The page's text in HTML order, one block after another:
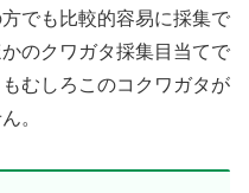
でも比較的容易に採集で
のクワガタ採集目当てで
むしろこのコクワガタが
。